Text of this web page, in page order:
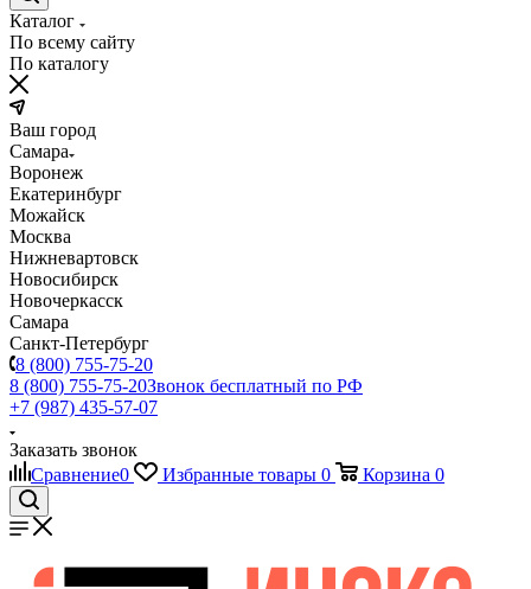
Каталог
По всему сайту
По каталогу
Ваш город
Самара
Воронеж
Екатеринбург
Можайск
Москва
Нижневартовск
Новосибирск
Новочеркасск
Самара
Санкт-Петербург
8 (800) 755-75-20
8 (800) 755-75-20Звонок бесплатный по РФ
+7 (987) 435-57-07
Заказать звонок
Сравнение0 Избранные товары 0 Корзина 0